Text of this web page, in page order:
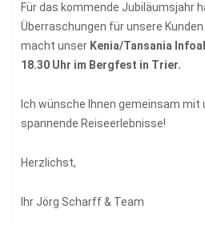
Für das kommende Jubiläumsjahr
Überraschungen für unsere
macht unser Kenia/Tansania
18.30 Uhr im Bergfest in Trier.
Ich wünsche Ihnen gemeinsam mit
spannende Reiseerlebnisse!
Herzlichst,
Ihr Jörg Scharff & Team